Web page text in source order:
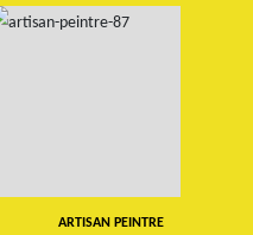
ARTISAN PEINTRE